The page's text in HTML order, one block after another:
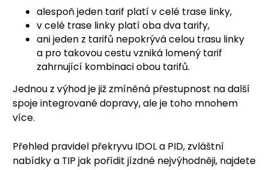
alespoň jeden tarif platí v celé trase linky,
v celé trase linky platí oba dva tarify,
ani jeden z tarifů nepokrývá celou trasu linky
a pro takovou cestu vzniká lomený tarif
zahrnující kombinaci obou tarifů.
Jednou z výhod je již zmíněná přestupnost na další
spoje integrované dopravy, ale je toho mnohem
více.
Přehled pravidel překryvu IDOL a PID, zvláštní
nabídky a TIP jak pořídit jízdné nejvýhodněji, najdete